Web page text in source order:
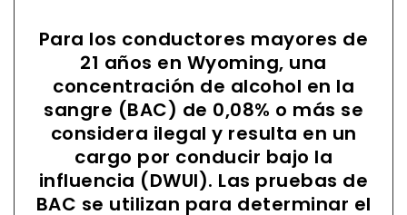
Para los conductores mayores de
21 años en Wyoming, una
concentración de alcohol en la
sangre (BAC) de 0,08% o más se
considera ilegal y resulta en un
cargo por conducir bajo la
influencia (DWUI). Las pruebas de
BAC se utilizan para determinar el